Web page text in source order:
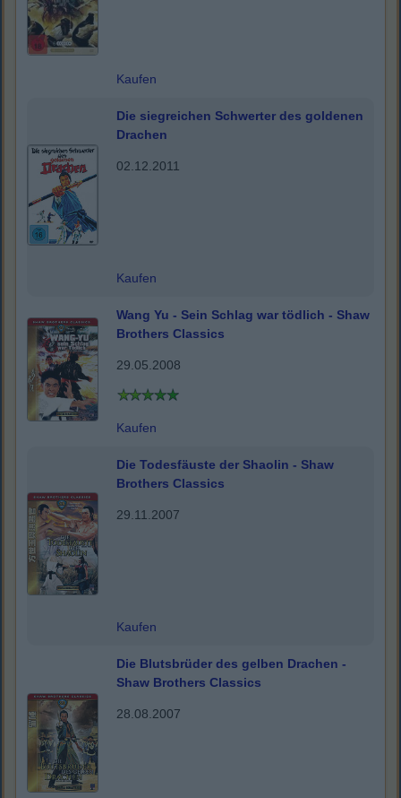
Kaufen
Die siegreichen Schwerter des goldenen
Drachen
02.12.2011
Kaufen
Wang Yu - Sein Schlag war tödlich - Shaw
Brothers Classics
29.05.2008
Kaufen
Die Todesfäuste der Shaolin - Shaw
Brothers Classics
29.11.2007
Kaufen
Die Blutsbrüder des gelben Drachen -
Shaw Brothers Classics
28.08.2007